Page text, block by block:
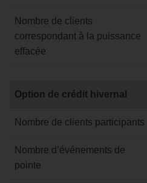
Nombre de clients
correspondant à la puissance
effacée
de
hivernal
Option de crédit hivernal
Nombre de clients participants
Nombre d’événements de
pointe